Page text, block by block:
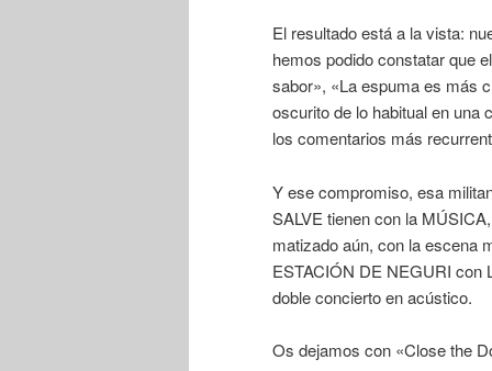
El resultado está a la vista:
hemos podido constatar que
sabor», «La espuma es más
oscurito de lo habitual en una
los comentarios más
Y ese compromiso, esa
SALVE tienen con la
matizado aún, con la escena
ESTACIÓN DE NEGURI con
doble concierto en acústico.
Os dejamos con «Close the